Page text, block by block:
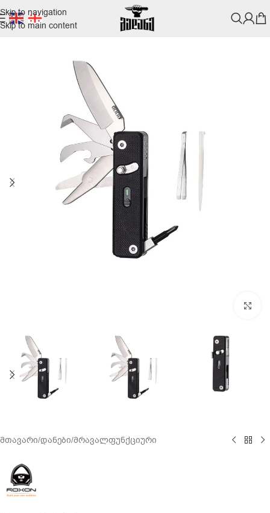
Skip to navigation
Skip to main content
მთავარი/დანები/მრავალფუნქციური